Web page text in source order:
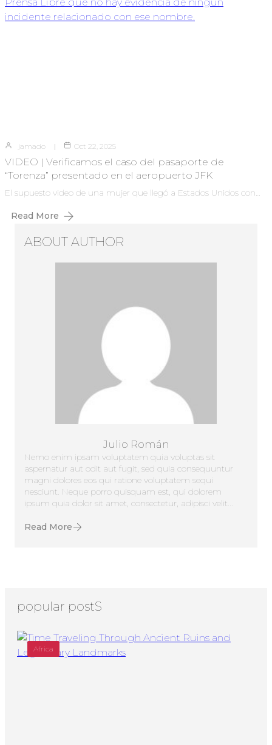
jamado Oct 22, 2025
VIDEO | Verificamos el caso del pasaporte de
“Torenza” presentado en el aeropuerto JFK
El supuesto video de una mujer que llegó a Estados Unidos con…
Read More
ABOUT AUTHOR
Julio Román
Nemo enim ipsam voluptatem quia voluptas sit
aspernatur aut odit aut fugit, sed quia consequuntur
magni dolores eos qui ratione voluptatem sequi
nesciunt. Neque porro quisquam est, qui dolorem
ipsum quia dolor sit amet, consectetur, adipisci velit...
Read More
popular postS
Africa